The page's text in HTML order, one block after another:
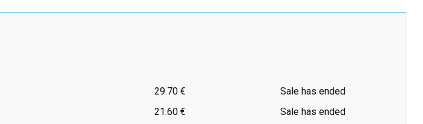
29.70 €
Sale has ended
21.60 €
Sale has ended